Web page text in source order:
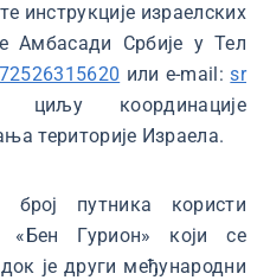
инструкције израелских
Амбасади Србије у Тел
или е-mail:sr
координације
територије Израела.
број путника користи
«Бен Гурион» који се
је други међународни